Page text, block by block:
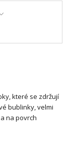
které se zdržují
bublinky, velmi
na povrch